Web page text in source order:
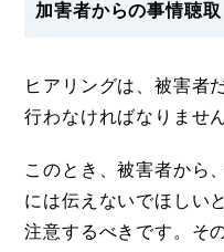
加害者からの事情聴取
ヒアリングは、被害者
行わなければなりません
このとき、被害者から
には伝えないでほしい
注意するべきです。そ